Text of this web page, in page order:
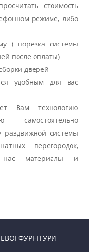
стоимость
режиме, либо
( порезка системы
после оплаты)
дверей
удобным для вас
Вам технологию
самостоятельно
раздвижной системы
перегородок,
нас материалы и
ФУРНІТУРИ